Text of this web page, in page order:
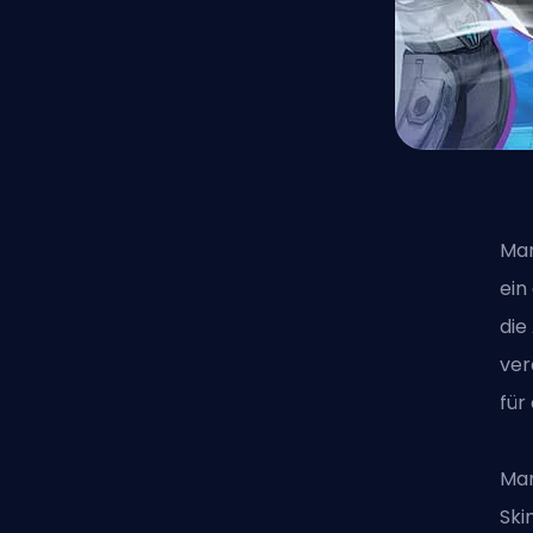
ein
die
für